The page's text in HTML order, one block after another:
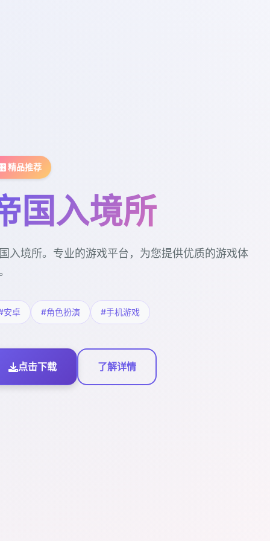
精品推荐
国入境所
入境所。专业的游戏平台，为您提供优质的游戏体
安卓 #角色扮演 #手机游戏
点击下载 了解详情